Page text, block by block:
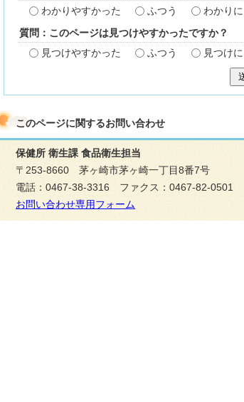
わかりやすかった
ふつう わかり
質問：このページは見つけやすかったですか？
見つけやすかった
ふつう 見つけ
このページに関するお問い合わせ
保健所 衛生課 食品衛生担当
〒253-8660 茅ヶ崎市茅ヶ崎一丁目8番7号
電話：0467-38-3316 ファクス：0467-82-0501
お問い合わせ専用フォーム